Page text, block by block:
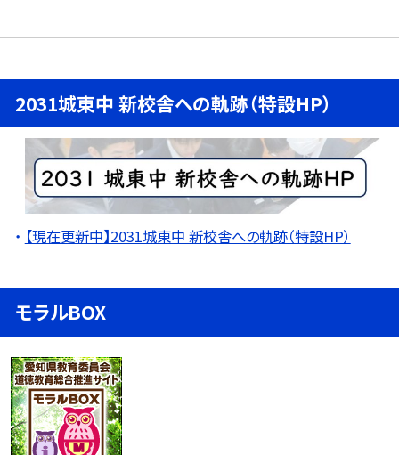
2031城東中 新校舎への軌跡（特設HP）
【現在更新中】2031城東中 新校舎への軌跡（特設HP）
モラルBOX